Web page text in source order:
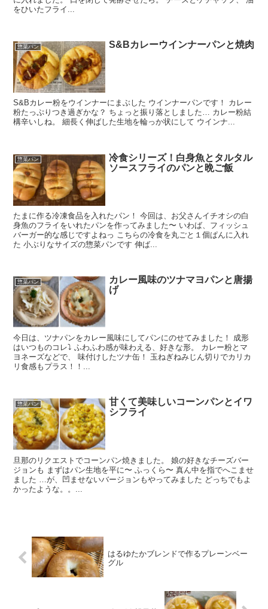
をひいたフライ...
惣菜パン S&Bカレーウインナーパンと焼肉
S&Bカレー粉をウインナーにまぶした ウインナーパンです！ カレー
粉たっぷりつき過ぎかな？ ちょっと振り落としました… カレー粉結
構辛いしね。 細長く伸ばした生地を輪っか状にして ウインナ...
惣菜パン
冷食シリーズ！白身魚とタルタル
ソースフライのパンと晩ご飯
たまに作る冷凍食品を入れたパン！ 今回は、お父さんイチオシの白
身魚のフライをいれたパンを作ってみました〜 いわば、フィッシュ
バーガー的な感じですよねっ こちらの冷食を丸ごと１個ぱんに入れ
た 小ぶりなサイズの惣菜パンです 伸ば...
惣菜パン
カレー風味のツナマヨパンと唐揚
げ
今日は、ツナパンをカレー風味にしてパンにのせてみました！ 成形
はいつものコレ⤵︎ ふわふわ感が味わえる、好きな形。 カレー粉とマ
ヨネーズなどで、 味付けしたツナ缶！ 玉ねぎねみじん切りでカリカ
リ食感もプラス！！...
惣菜パン
甘くて美味しいコーンパンとイワ
シフライ
旦那のリクエストでコーンパン焼きました。 娘の好きなチーズバー
ジョンも まずはパン生地を平に〜 ふっくら〜 真ん中を指でへこませ
ました …が、凹ませないバージョンもやってみました どっちでもよ
かったような。。...
はるゆたかブレンドで作るプレーンベー
グル